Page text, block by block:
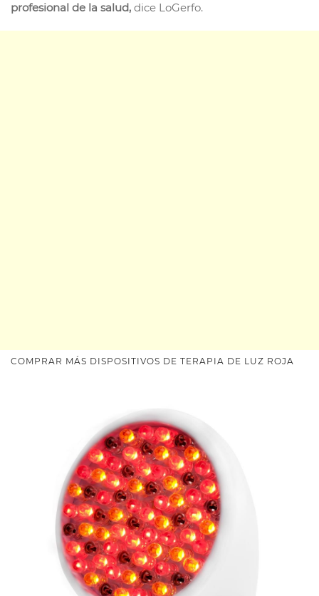
profesional de la salud, dice LoGerfo.
COMPRAR MÁS DISPOSITIVOS DE TERAPIA DE LUZ ROJA